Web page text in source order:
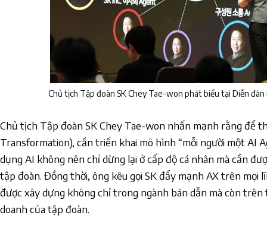
Chủ tịch Tập đoàn SK Chey Tae-won phát biểu tại Diễn đàn
Chủ tịch Tập đoàn SK Chey Tae-won nhấn mạnh rằng để
Transformation), cần triển khai mô hình “mỗi người một AI
dụng AI không nên chỉ dừng lại ở cấp độ cá nhân mà cần
tập đoàn. Đồng thời, ông kêu gọi SK đẩy mạnh AX trên mọi
được xây dựng không chỉ trong ngành bán dẫn mà còn
doanh của tập đoàn.